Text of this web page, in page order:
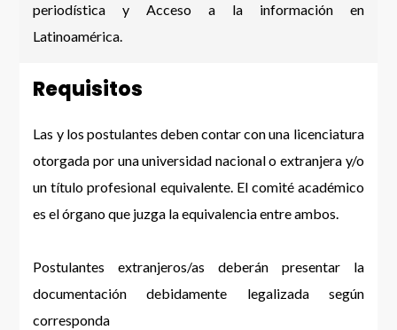
periodística y Acceso a la información en
Latinoamérica.
Requisitos
Las y los postulantes deben contar con una licenciatura
otorgada por una universidad nacional o extranjera y/o
un título profesional equivalente. El comité académico
es el órgano que juzga la equivalencia entre ambos.
Postulantes extranjeros/as deberán presentar la
documentación debidamente legalizada según
corresponda